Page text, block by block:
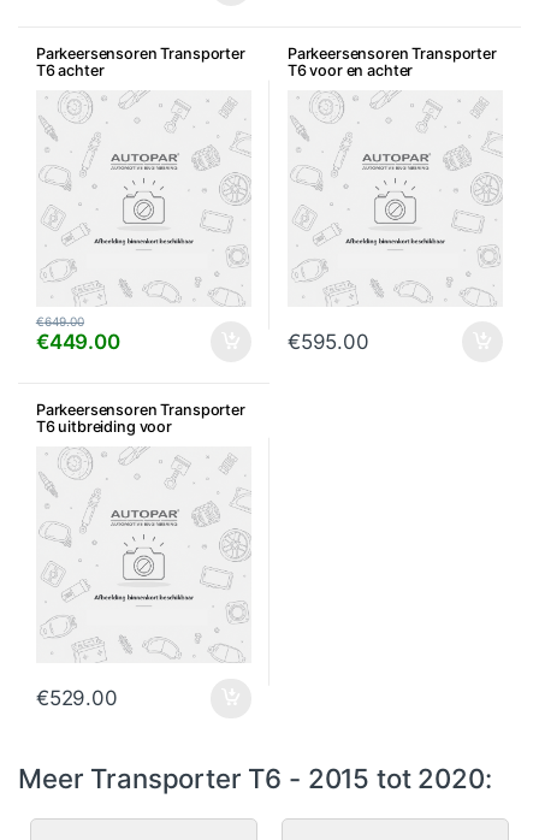
Parkeersensoren Transporter
T6 achter
€449.00
€649.00
Parkeersensoren Transporter
T6 voor en achter
€595.00
Parkeersensoren Transporter
T6 uitbreiding voor
€529.00
Meer Transporter T6 - 2015 tot 2020: